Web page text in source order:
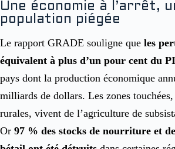
Une économie à l’arrêt,
population piégée
Le rapport GRADE souligne que les
équivalent à plus d’un pour cent du
pays dont la production économique
milliards de dollars. Les zones
rurales, vivent de l’agriculture de
Or 97 % des stocks de nourriture et